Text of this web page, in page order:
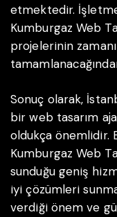
etmektedir.
Kumburgaz Web
projelerinin
Sonuç olarak,
bir web tasarım
oldukça önemlidir.
Kumburgaz Web
sunduğu geniş
iyi çözümleri
verdiği önem ve